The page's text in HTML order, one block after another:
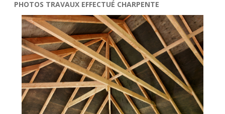
PHOTOS TRAVAUX EFFECTUÉ CHARPENTE